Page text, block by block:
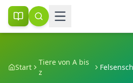
Start
Tiere von A bis
z